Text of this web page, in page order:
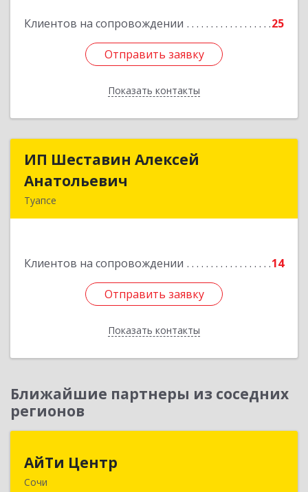
Клиентов на сопровождении 25
Отправить заявку
Показать контакты
Подробнее
Отправить заявку
Назад
ИП Шеставин Алексей
Анатольевич
Туапсе
Клиентов на сопровождении 14
Отправить заявку
Показать контакты
ИП Шеставин Алексей
Подробнее
Отправить заявку
Назад
Ближайшие партнеры из соседних
регионов
АйТи Центр
Сочи
354000, Краснодарский край, Сочи, Московская